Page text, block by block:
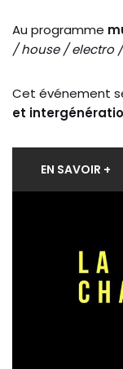
Au programme
/ house / electro
Cet événement
et
EN SAVOIR +